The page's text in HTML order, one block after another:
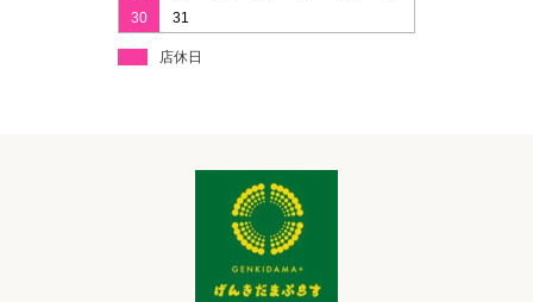
30
31
店休日